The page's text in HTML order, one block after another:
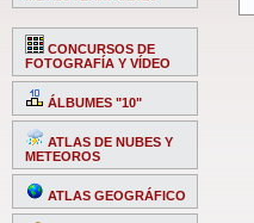
CONCURSOS DE
FOTOGRAFÍA Y VÍDEO
ÁLBUMES "10"
ATLAS DE NUBES Y
METEOROS
ATLAS GEOGRÁFICO